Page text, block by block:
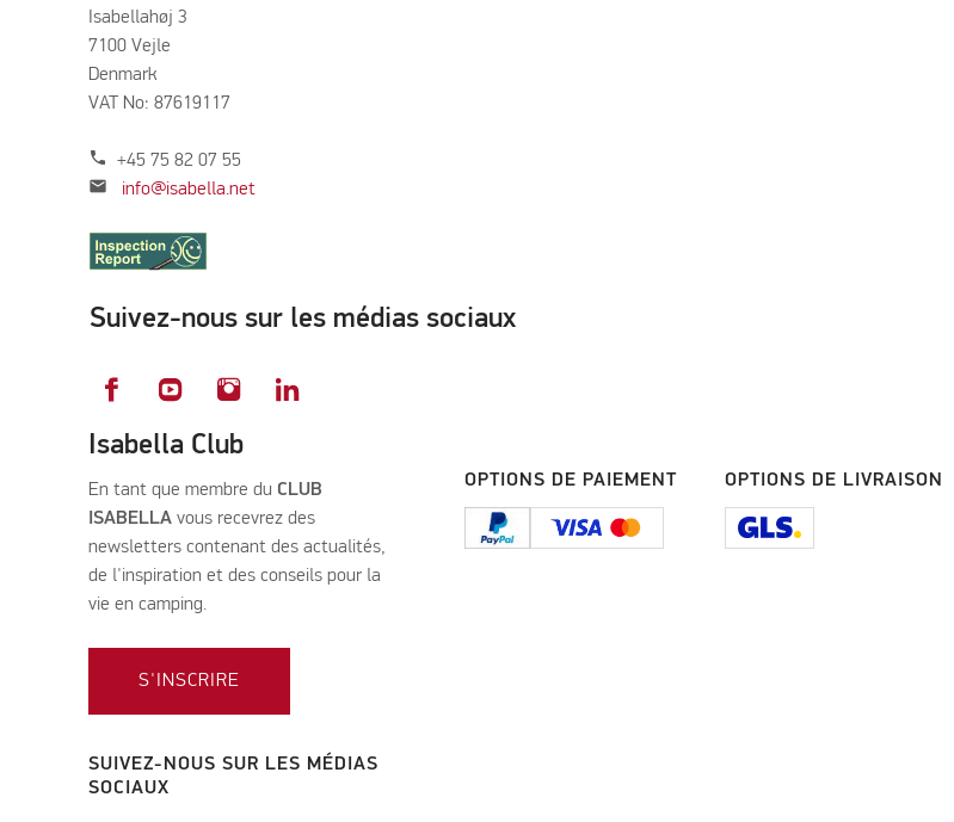
Isabellahøj 3
7100 Vejle
Denmark
VAT No: 87619117
phone +45 75 82 07 55
mail info@isabella.net
Suivez-nous sur les médias sociaux
Isabella Club
En tant que membre du CLUB
ISABELLA vous recevrez des
newsletters contenant des actualités,
de l'inspiration et des conseils pour la
vie en camping.
S'INSCRIRE
SUIVEZ-NOUS SUR LES MÉDIAS
SOCIAUX
OPTIONS DE PAIEMENT OPTIONS DE LIVRAISON